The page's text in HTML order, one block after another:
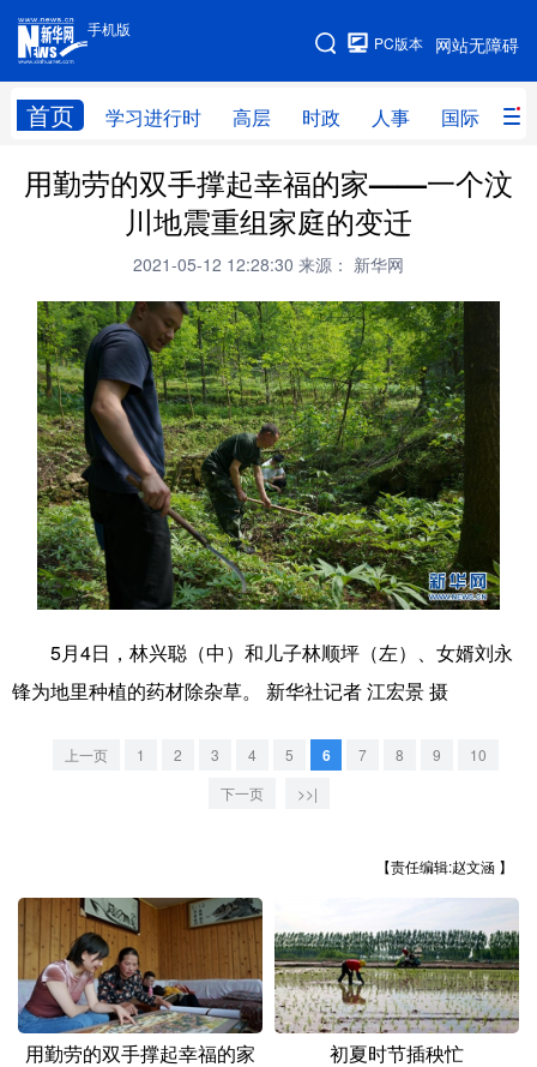
手机版
网站无障碍
PC版本
首页 学习进行时 高层 时政 人事 国际 财
手机版
网站地图
学习进行时 高层 时政 人事
财经 网评
全球连线
科技 科创 量子 体育
文化 书画 健康 军事
访谈 视频 图片 政务
法律 中央文件 金融 汽车
食品 人居 信息化 数字经济
学术中国 乡村振兴 银龄 溯源中国
彩票 娱乐 时尚 悦读
亚太网
北京 天津 河北 山西
辽宁 吉林 上海 江苏
浙江 安徽 福建 江西
用勤劳的双手撑起幸福的家——一个汶
川地震重组家庭的变迁
2021-05-12 12:28:30 来源： 新华网
5月4日，林兴聪（中）和儿子林顺坪（左）、女婿刘永
锋为地里种植的药材除杂草。 新华社记者 江宏景 摄
上一页 1 2 3 4 5 6 7 8 9
10
下一页
>>|
【责任编辑:赵文涵 】
用勤劳的双手撑起幸福的家
初夏时节插秧忙